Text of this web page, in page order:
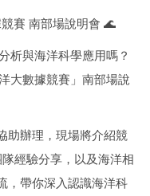
賽 南部場說明會 🌊
析與海洋科學應用嗎？
大數據競賽」南部場說
助辦理，現場將介紹競
經驗分享，以及海洋相
，帶你深入認識海洋科